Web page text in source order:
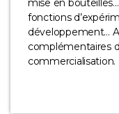
mise en
fonctions
développement…
complémentaires
commercialisation.